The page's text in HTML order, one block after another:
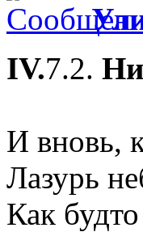
IV.7.2.
И вновь,
Лазурь
Как